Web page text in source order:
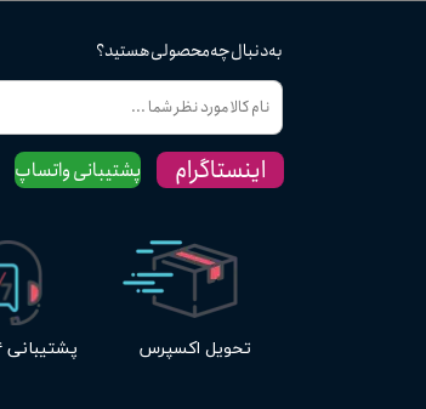
تحویل اکسپرس پشتیبانی ۲۴ ساعته
به دنبال چه محصولی هستید؟
پشتیبانی واتساپ اینستاگرام